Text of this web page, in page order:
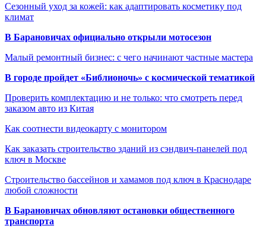
Сезонный уход за кожей: как адаптировать косметику под
климат
В Барановичах официально открыли мотосезон
Малый ремонтный бизнес: с чего начинают частные мастера
В городе пройдет «Библионочь» с космической тематикой
Проверить комплектацию и не только: что смотреть перед
заказом авто из Китая
Как соотнести видеокарту с монитором
Как заказать строительство зданий из сэндвич-панелей под
ключ в Москве
Строительство бассейнов и хамамов под ключ в Краснодаре
любой сложности
В Барановичах обновляют остановки общественного
транспорта